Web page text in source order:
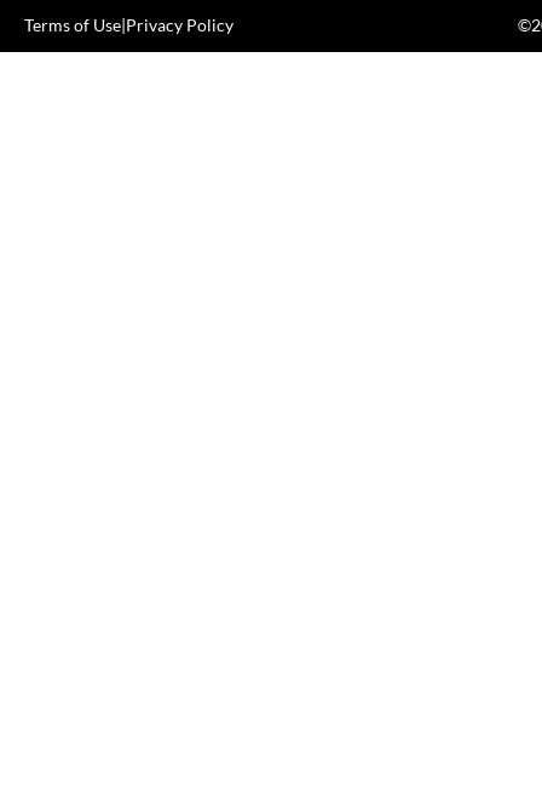
Terms of Use|Privacy Policy